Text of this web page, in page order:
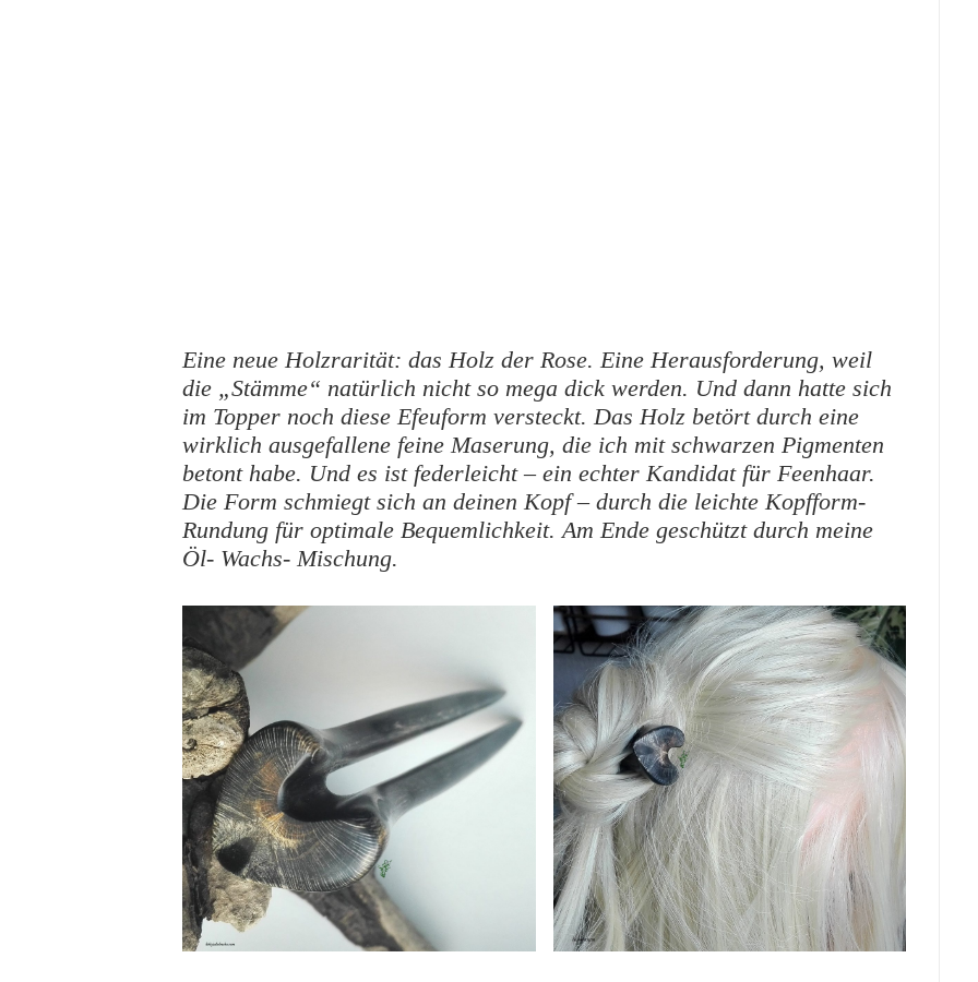
Eine neue Holzrarität: das Holz der Rose. Eine Herausforderung, weil
die „Stämme“ natürlich nicht so mega dick werden. Und dann hatte sich
im Topper noch diese Efeuform versteckt. Das Holz betört durch eine
wirklich ausgefallene feine Maserung, die ich mit schwarzen Pigmenten
betont habe. Und es ist federleicht – ein echter Kandidat für Feenhaar.
Die Form schmiegt sich an deinen Kopf – durch die leichte Kopfform-
Rundung für optimale Bequemlichkeit. Am Ende geschützt durch meine
Öl- Wachs- Mischung.